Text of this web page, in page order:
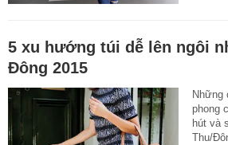
5 xu hướng túi dễ lên ngôi
Đông 2015
Những
phong
hút và
Thu/